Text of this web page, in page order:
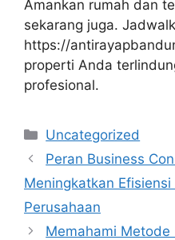
Amankan rumah dan
sekarang juga.
https://
properti Anda
profesional.
Kategori
Uncategorized
Peran Business
Meningkatkan
Perusahaan
Memahami Metode